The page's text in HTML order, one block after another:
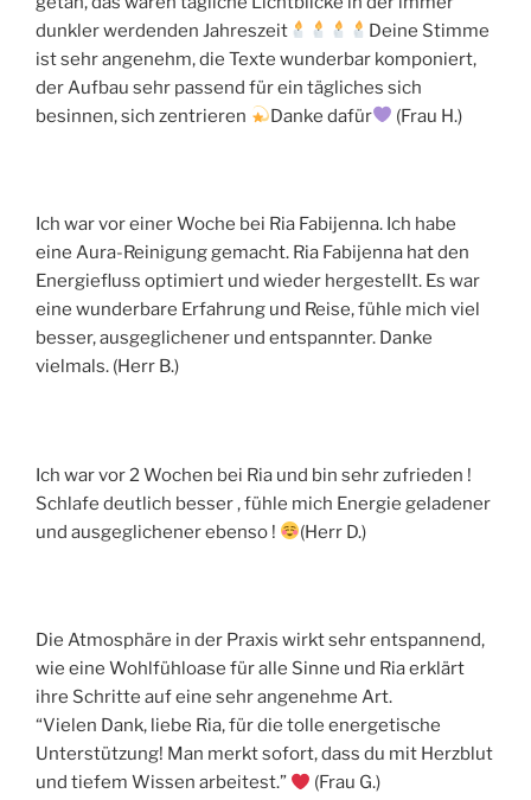
dunkler werdenden Jahreszeit
Deine Stimme
ist sehr angenehm, die Texte wunderbar komponiert,
der Aufbau sehr passend für ein tägliches sich
besinnen, sich zentrieren
Danke dafür (Frau H.)
Ich war vor einer Woche bei Ria Fabijenna. Ich habe
eine Aura-Reinigung gemacht. Ria Fabijenna hat den
Energiefluss optimiert und wieder hergestellt. Es war
eine wunderbare Erfahrung und Reise, fühle mich viel
besser, ausgeglichener und entspannter. Danke
vielmals. (Herr B.)
Ich war vor 2 Wochen bei Ria und bin sehr zufrieden !
Schlafe deutlich besser , fühle mich Energie geladener
und ausgeglichener ebenso !
(Herr D.)
Die Atmosphäre in der Praxis wirkt sehr entspannend,
wie eine Wohlfühloase für alle Sinne und Ria erklärt
ihre Schritte auf eine sehr angenehme Art.
“Vielen Dank, liebe Ria, für die tolle energetische
Unterstützung! Man merkt sofort, dass du mit Herzblut
und tiefem Wissen arbeitest.”
(Frau G.)